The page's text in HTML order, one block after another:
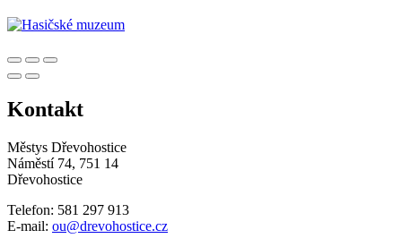
Kontakt
Městys Dřevohostice
Náměstí 74, 751 14
Dřevohostice
Telefon: 581 297 913
E-mail: ou@drevohostice.cz